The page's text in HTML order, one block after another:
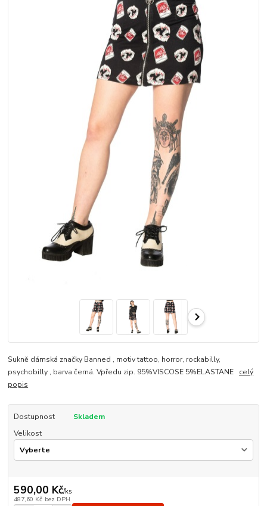
Sukně dámská značky Banned , motiv tattoo, horror, rockabilly,
psychobilly , barva černá. Vpředu zip. 95%VISCOSE 5%ELASTANE celý
popis
Dostupnost
Skladem
Velikost
590,00 Kč/ks
487,60 Kč bez DPH